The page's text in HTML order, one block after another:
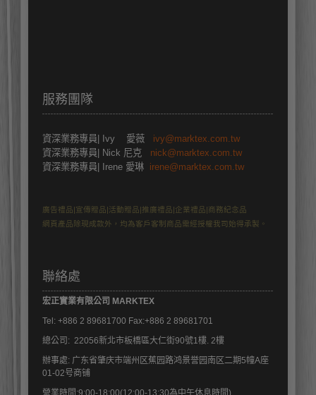
服務團隊
資深業務專員 | Ivy 愛薇 ivy@marktex.com.tw
資深業務專員 | Nick 尼克 nick@marktex.com.tw
資深業務專員| Irene 愛琳 irene@marktex.com.tw
廣告禮品|宣傳贈品|活動贈品|推廣禮品|企業禮品|商務紀念品
網頁產品除現成款外，均為客戶客制商品需經授權我司始得承製。
聯絡處
宏正實業有限公司 MARKTEX
Tel: +886 2 89681700 Fax:+886 2 89681701
總公司: 22056新北市板橋區大仁街90號1樓. 2樓
辦事處: 广东省肇庆市端州区蕉园路鸿景誉园南区二期5幢A座
01-02号商铺